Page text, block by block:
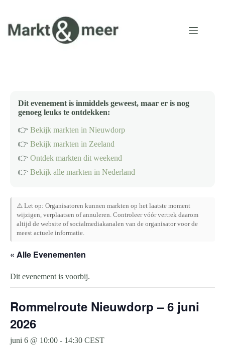
inhoud
Dit evenement is inmiddels geweest, maar er is nog
genoeg leuks te ontdekken:
👉 Bekijk markten in Nieuwdorp
👉 Bekijk markten in Zeeland
👉 Ontdek markten dit weekend
👉 Bekijk alle markten in Nederland
⚠️ Let op: Organisatoren kunnen markten op het laatste moment
wijzigen, verplaatsen of annuleren. Controleer vóór vertrek daarom
altijd de website of socialmediakanalen van de organisator voor de
meest actuele informatie.
« Alle Evenementen
Dit evenement is voorbij.
Rommelroute Nieuwdorp – 6 juni
2026
juni 6 @ 10:00 - 14:30 CEST